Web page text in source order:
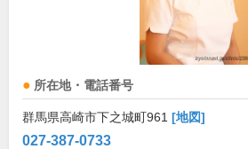
所在地・電話番号
群馬県高崎市下之城町961 [地図]
027-387-0733